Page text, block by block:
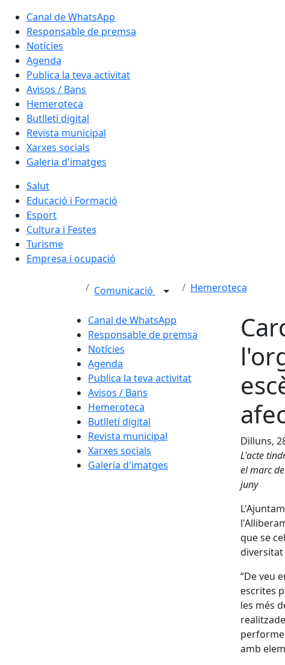
Canal de WhatsApp
Responsable de premsa
Notícies
Agenda
Publica la teva activitat
Avisos / Bans
Hemeroteca
Butlletí digital
Revista municipal
Xarxes socials
Galeria d'imatges
Salut
Educació i Formació
Esport
Cultura i Festes
Turisme
Empresa i ocupació
Comunicació Hemeroteca
Canal de WhatsApp
Responsable de premsa
Notícies
Agenda
Publica la teva activitat
Avisos / Bans
Hemeroteca
Butlletí digital
Revista municipal
Xarxes socials
Galeria d'imatges
Dilluns,
L'acte
el marc
juny
que se
diversitat
“De veu
escrites
les més
amb